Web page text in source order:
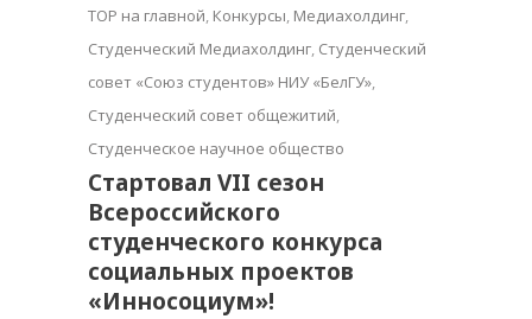
TOP на главной, Конкурсы, Медиахолдинг,
Студенческий Медиахолдинг, Студенческий
совет «Союз студентов» НИУ «БелГУ»,
Студенческий совет общежитий,
Студенческое научное общество
Стартовал VII сезон
Всероссийского
студенческого конкурса
социальных проектов
«Инносоциум»!